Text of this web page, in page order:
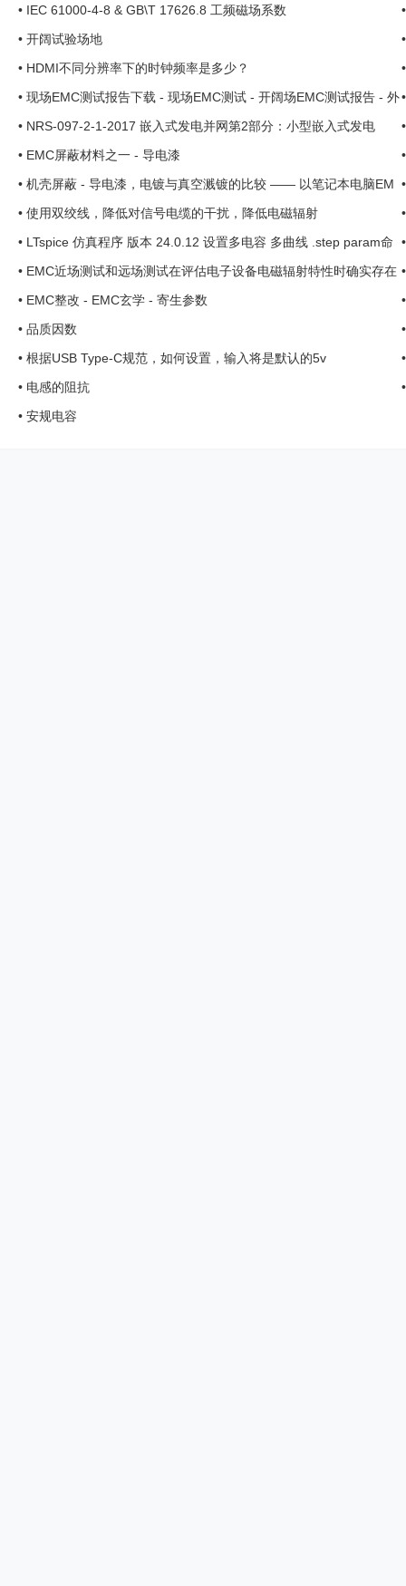
• IEC 61000-4-8 & GB\T 17626.8 工频磁场系数
• 开阔试验场地
• HDMI不同分辨率下的时钟频率是多少？
• 现场EMC测试报告下载 - 现场EMC测试 - 开阔场EMC测试报告 - 外
检EMC报告 - EMC外检 ...
• NRS-097-2-1-2017 嵌入式发电并网第2部分：小型嵌入式发电
• EMC屏蔽材料之一 - 导电漆
• 机壳屏蔽 - 导电漆，电镀与真空溅镀的比较 —— 以笔记本电脑EM
C整改案例 ... ...
• 使用双绞线，降低对信号电缆的干扰，降低电磁辐射
• LTspice 仿真程序 版本 24.0.12 设置多电容 多曲线 .step param命
令
• EMC近场测试和远场测试在评估电子设备电磁辐射特性时确实存在
差异，这些差异…… ...
• EMC整改 - EMC玄学 - 寄生参数
• 品质因数
• 根据USB Type-C规范，如何设置，输入将是默认的5v
• 电感的阻抗
• 安规电容